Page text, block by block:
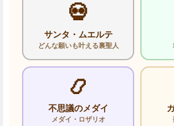
💀
サンタ・ムエルテ
どんな願いも叶える裏聖人
📿
不思議のメダイ
メダイ・ロザリオ